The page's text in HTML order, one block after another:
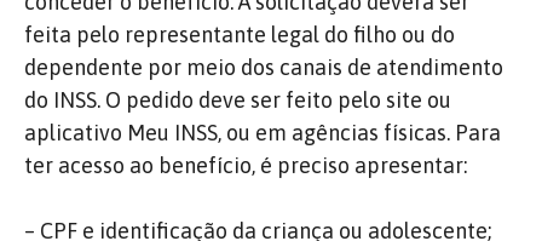
feita pelo representante legal do filho ou do
dependente por meio dos canais de atendimento
do INSS. O pedido deve ser feito pelo site ou
aplicativo Meu INSS, ou em agências físicas. Para
ter acesso ao benefício, é preciso apresentar:
– CPF e identificação da criança ou adolescente;